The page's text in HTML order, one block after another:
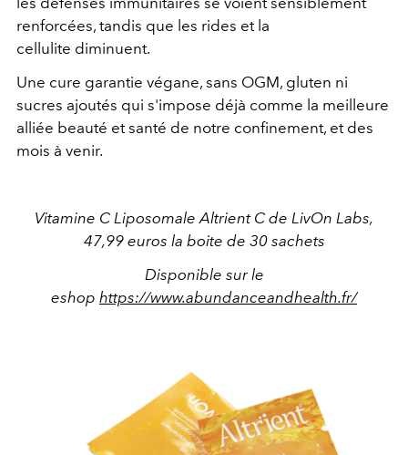
renforcées, tandis que les rides et la
cellulite diminuent.
Une cure garantie végane, sans OGM, gluten ni
sucres ajoutés qui s'impose déjà comme la meilleure
alliée beauté et santé de notre confinement, et des
mois à venir.
Vitamine C Liposomale Altrient C de LivOn Labs,
47,99 euros la boite de 30 sachets
Disponible sur le
eshop https://www.abundanceandhealth.fr/